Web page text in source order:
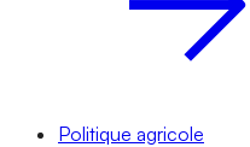
Politique agricole